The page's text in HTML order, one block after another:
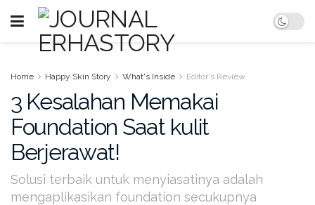
Home Happy Skin Story What's Inside Editor's Review
3 Kesalahan Memakai
Foundation Saat kulit
Berjerawat!
Solusi terbaik untuk menyiasatinya adalah
mengaplikasikan foundation secukupnya